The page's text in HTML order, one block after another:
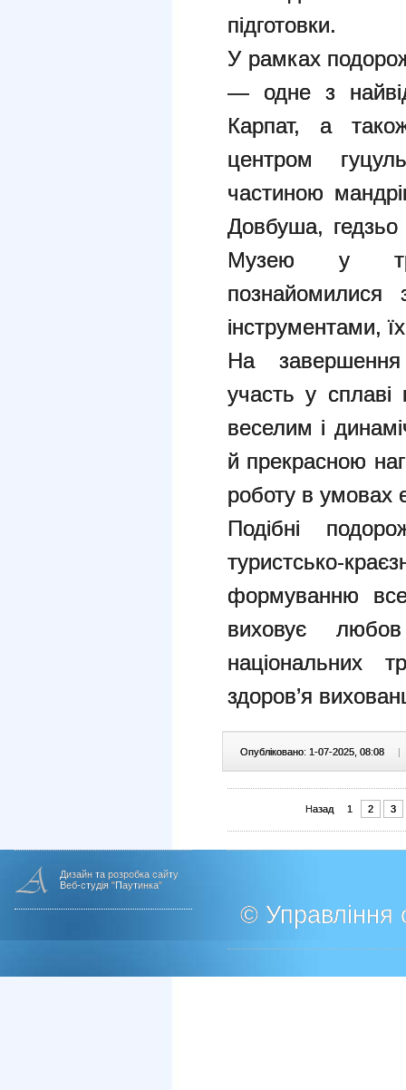
підготовки.
У рамках
— одне з
Карпат, а
центром
частиною
Довбуша,
Музею у
познайомилися
інструментами,
На
участь у
веселим і
й прекрасною
роботу в умовах
Подібні
туристсько-
формуванню
виховує
національних
здоров’я
Опубліковано: 1-07-2025, 08:08 |
Назад 1 2 3
Дизайн та розробка сайту
Веб-студія "Паутинка"
© Управління